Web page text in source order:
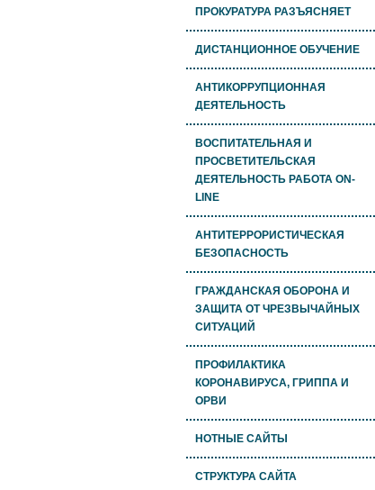
ПРОКУРАТУРА РАЗЪЯСНЯЕТ
ДИСТАНЦИОННОЕ ОБУЧЕНИЕ
АНТИКОРРУПЦИОННАЯ
ДЕЯТЕЛЬНОСТЬ
ВОСПИТАТЕЛЬНАЯ И
ПРОСВЕТИТЕЛЬСКАЯ
ДЕЯТЕЛЬНОСТЬ РАБОТА ON-
LINE
АНТИТЕРРОРИСТИЧЕСКАЯ
БЕЗОПАСНОСТЬ
ГРАЖДАНСКАЯ ОБОРОНА И
ЗАЩИТА ОТ ЧРЕЗВЫЧАЙНЫХ
СИТУАЦИЙ
ПРОФИЛАКТИКА
КОРОНАВИРУСА, ГРИППА И
ОРВИ
НОТНЫЕ САЙТЫ
СТРУКТУРА САЙТА